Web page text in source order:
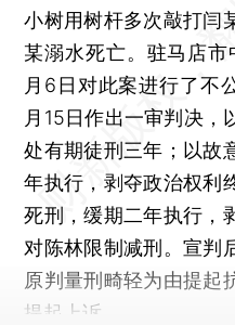
春节后深圳新房成交复
能源央企密集接入
马斯克政治争议影响销
小树用树杆多次敲打闫
某溺水死亡。驻马店
月6日对此案进行了不
月15日作出一审判决，
处有期徒刑三年；以故
年执行，剥夺政治权利
死刑，缓期二年执行，
对陈林限制减刑。宣判
原判量刑畸轻为由提起
提起上诉。